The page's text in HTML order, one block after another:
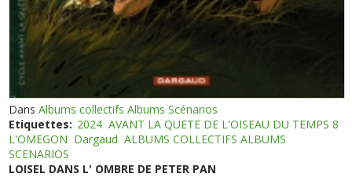
DansAlbums collectifs Albums Scénarios
Etiquettes: 2024 AVANT LA QUETE DE L'OISEAU DU TEMPS 8
L'OMEGON Dargaud ALBUMS COLLECTIFS ALBUMS
SCENARIOS
LOISEL DANS L' OMBRE DE PETER PAN